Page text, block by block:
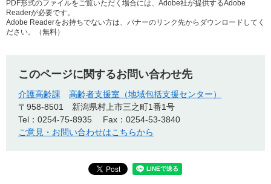
PDF形式のファイルをご覧いただく場合には、Adobe社が提供するAdobe
Readerが必要です。
Adobe Readerをお持ちでない方は、バナーのリンク先からダウンロードしてく
ださい。（無料）
このページに関するお問い合わせ先
介護高齢課
高齢者支援室（地域包括支援センター）
〒958-8501
新潟県村上市三之町1番1号
Tel：0254-75-8935
Fax：0254-53-3840
ご意見・お問い合わせはこちらから